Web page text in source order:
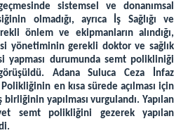
sistemsel ve donanımsal
olmadığı, ayrıca İş Sağlığı ve
önlem ve ekipmanların alındığı,
yönetiminin gerekli doktor ve sağlık
yapması durumunda semt polikliniği
Adana Suluca Ceza İnfaz
en kısa sürede açılması için
yapılması vurgulandı. Yapılan
semt polikliğini gezerek yapılan